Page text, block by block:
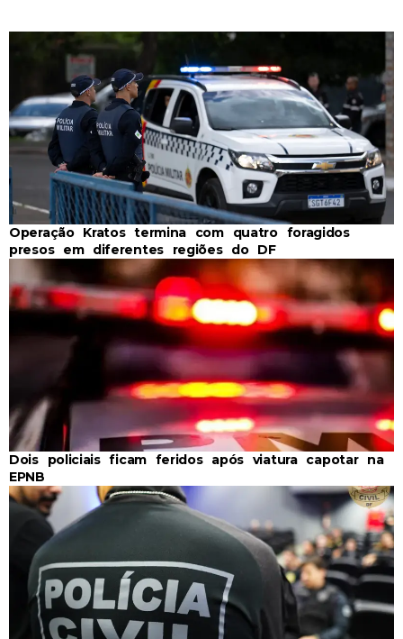
Operação Kratos termina com quatro foragidos
presos em diferentes regiões do DF
Dois policiais ficam feridos após viatura capotar na
EPNB